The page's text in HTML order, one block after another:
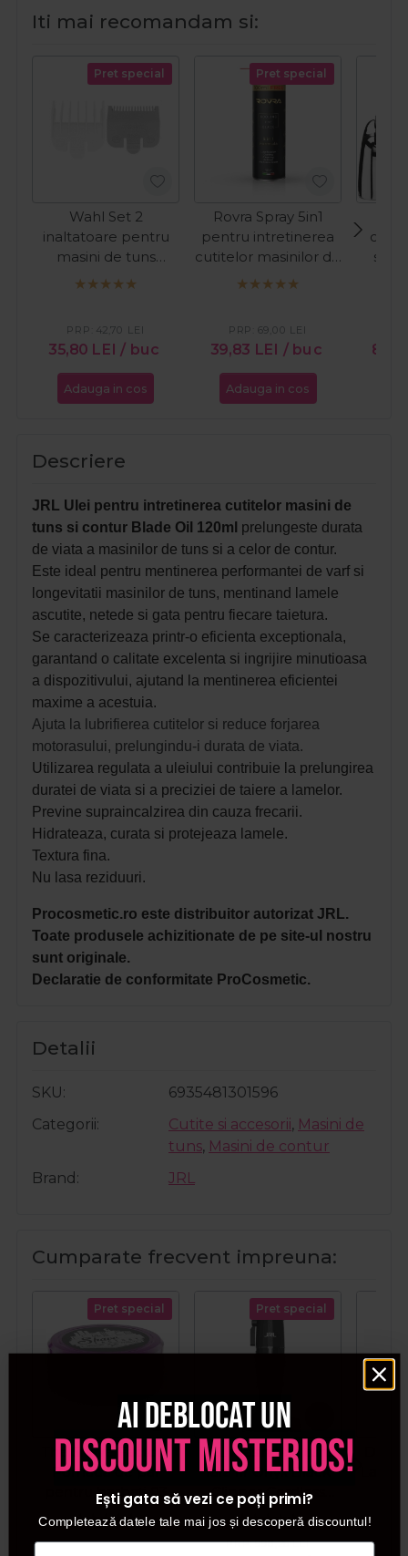
Iti mai recomandam si:
Pret special
Wahl Set 2
inaltatoare pentru
masini de tuns
(1.5mm, 4.5mm)
35,80 LEI / buc
PRP: 42,70 LEI
Adauga in cos
Pret special
Rovra Spray 5in1
pentru intretinerea
cutitelor masinilor de
tuns 500ml
39,83 LEI / buc
PRP: 69,00 LEI
Adauga in cos
Descriere
JRL Ulei pentru intretinerea cutitelor masini de
tuns si contur Blade Oil 120ml prelungeste durata
de viata a masinilor de tuns si a celor de contur.
Este ideal pentru mentinerea performantei de varf si
longevitatii masinilor de tuns, mentinand lamele
ascutite, netede si gata pentru fiecare taietura.
Se caracterizeaza printr-o eficienta exceptionala,
garantand o calitate excelenta si ingrijire minutioasa
a dispozitivului, ajutand la mentinerea eficientei
maxime a acestuia.
Ajuta la lubrifierea cutitelor si reduce forjarea
motorasului, prelungindu-i durata de viata.
Utilizarea regulata a uleiului contribuie la prelungirea
duratei de viata si a preciziei de taiere a lamelor.
Previne supraincalzirea din cauza frecarii.
Hidrateaza, curata si protejeaza lamele.
Textura fina.
Nu lasa reziduuri.
Procosmetic.ro este distribuitor autorizat JRL.
Toate produsele achizitionate de pe site-ul nostru
sunt originale.
Declaratie de conformitate ProCosmetic.
Detalii
SKU
6935481301596
Categorii
Cutite si accesorii, Masini de
tuns, Masini de contur
Brand
JRL
Cumparate frecvent impreuna:
Pret special
The Shave Factory
Pomada de par
pentru barbati 03
Fauxhawk
Extravaganza 150ml
Pret special
JRL Masina de tuns
fara fir Onyx Black
Clipper Cordless
2020C-B
PRP:998,26LEI
Ai deblocat un
discount misterios!
Ești gata să vezi ce poți primi?
Completează datele tale mai jos și descoperă discountul!